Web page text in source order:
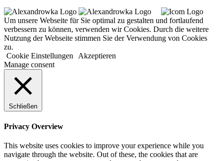
Um unsere Webseite für Sie optimal zu gestalten und fortlaufend
verbessern zu können, verwenden wir Cookies. Durch die weitere
Nutzung der Webseite stimmen Sie der Verwendung von Cookies
zu.
Cookie Einstellungen Akzeptieren
Manage consent
Schließen
Privacy Overview
This website uses cookies to improve your experience while you
navigate through the website. Out of these, the cookies that are